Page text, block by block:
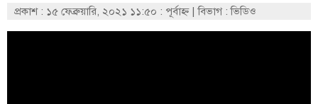
প্রকাশ : ১৫ ফেব্রুয়ারি, ২০২১ ১১:৫০ : পূর্বাহ্ণ |বিভাগ : ভিডিও